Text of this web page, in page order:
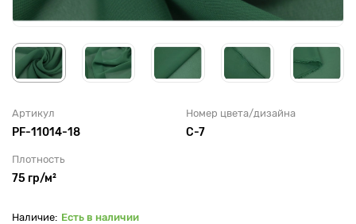
Артикул
PF-11014-18
Номер цвета/дизайна
С-7
Плотность
75 гр/м²
Есть в наличии